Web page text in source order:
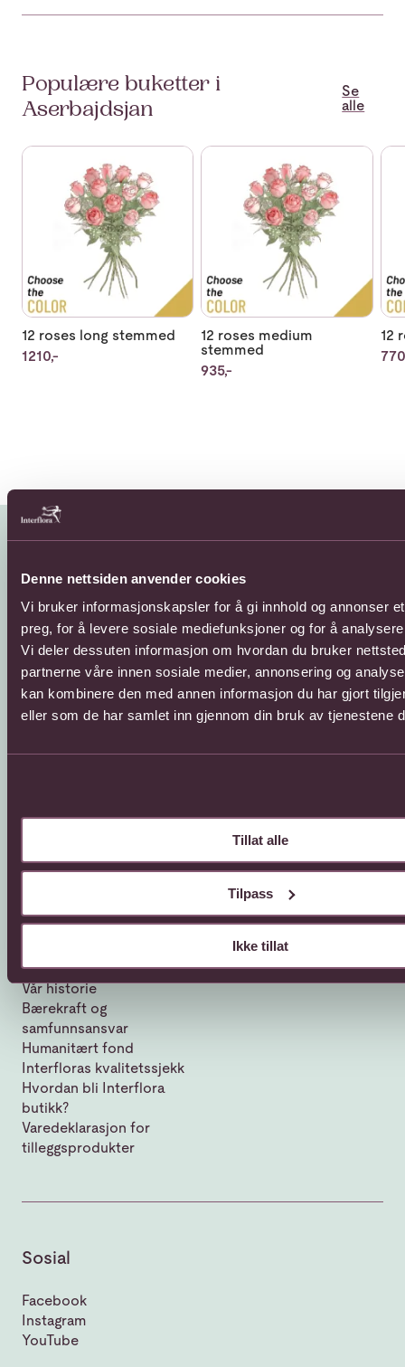
Denne nettsiden anvender cookies
Vi bruker informasjonskapsler for å gi innhold og annonser
preg, for å levere sosiale mediefunksjoner og for å
Vi deler dessuten informasjon om hvordan du bruker
partnerne våre innen sosiale medier, annonsering og
kan kombinere den med annen informasjon du har gjort
eller som de har samlet inn gjennom din bruk av tjenestene
Tillat alle
Tilpass
Ikke tillat
Populære buketter i
Aserbajdsjan
Se
alle
Se mer om 12 roses long stemmed
12 roses long stemmed
1210,-
Se mer om 12 roses medium
12 roses medium
stemmed
935,-
Se
12
Kundeservice
66 85 75 50
Kontaktskjema
Kjøpsbetingelser
Sende blomster
800 40 400
Sende blomster til
utlandet
Gavekort
Interflora +
Om oss
Om Interflora
Vår historie
Bærekraft og
samfunnsansvar
Humanitært fond
Interfloras kvalitetssjekk
Hvordan bli Interflora
butikk?
Varedeklarasjon for
tilleggsprodukter
Sosial
Facebook
Instagram
YouTube